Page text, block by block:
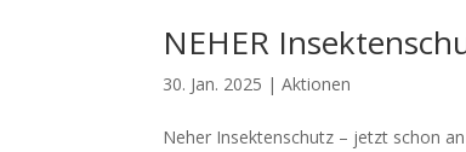
NEHER
30. Jan. 2025 |Aktionen
Neher Insektenschutz – jetzt schon